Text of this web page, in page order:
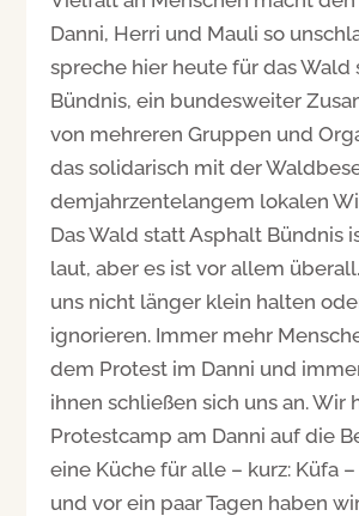
Danni, Herri und Mauli so
spreche hier heute für das Wald
Bündnis, ein bundesweiter
von mehreren Gruppen und
das solidarisch mit der
demjahrzentelangem lokalen
Das Wald statt Asphalt Bündnis
laut, aber es ist vor allem
uns nicht länger klein halten
ignorieren. Immer mehr
dem Protest im Danni und
ihnen schließen sich uns an. Wir
Protestcamp am Danni auf die
eine Küche für alle – kurz: Küfa
und vor ein paar Tagen haben